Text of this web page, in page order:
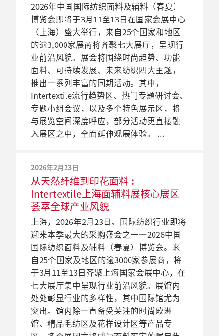
2026年中国国际纺织面料及辅料（春夏）
博览会即将于3月11至13日在国家会展中心
（上海）盛大举行，来自25个国家和地区
的逾3,000家展商将齐聚七大展厅，呈现行
业前沿风貌。展会将围绕时尚趋势、功能
面料、可持续发展、未来纺织四大主题，
推出一系列丰富的同期活动。其中，
Intertextile流行趋势区、热门专题研讨会、
专题小组会议，以及多个特色展示区，将
与展览空间深度呼应，部分活动更直接融
入展区之中，全面延伸观展体验。
2026年2月23日
从天然纤维到印花面料︰
Intertextile上海面辅料展核心展区
荟萃全球产业风貌
上海，2026年2月23日。国际纺织行业即将
迎来本季最大的采购盛会之一—2026中国
国际纺织面料及辅料（春夏）博览会。来
自25个国家及地区的逾3000家参展商，将
于3月11至13日齐聚上海国家会展中心，在
七大展厅集中呈现行业前沿风貌。展馆内
处处彰显行业的多样性，其中国际馆尤为
突出。馆内除一直备受关注的时尚欧洲
馆、精品毛纺区及花样设计区等产品专
夏）博览会（Intertextile上海面辅料展）将
于3月11至13日在上海国家会展中心的七大
展馆恢弘启幕。这一业界旗舰展会汇聚超
过3,100家参展商，展示时尚面料与辅料和
功能性时装，聚焦可持续发展和数字化转
型等前沿领域。多场同期活动在展会期间
纷呈上演，辉映可持续发展与数字化转型
等热门主题，力求全方位、多角度地呈现
服装面料世界的无限精彩，释放科技赋能
下行业发展新活力。
创意设计及精品毛纺产品将在
Intertextile上海面辅料春夏展上展
现魅力 与其他国际品牌相映增辉
上海，2025年2月19日。在中国服装制造业
中，进口纺织品通常被视为优质产品，因
而带动国际面料、设计及款式需求高企。
今年3月11至13日，国内买家将能到访中国
国际纺织面料及辅料（春夏）博览会
（Intertextile上海面辅料展）的热门国际
馆，在相互紧邻的时尚欧洲馆、精品毛纺
区和花样设计区内采购一系列优质产品，
包括图案印花、羊毛面料、棉质衬衫和配
件等。
上海面辅料春夏展将于 3 月 6 至 8 日在国
家会展中心（上海）举行。作为中国乃至
全球买家最为重视的采购盛事之一，展会
获超过 3,000 家参展商支持，在占地
190,000 平方米的 7 个展馆中共聚交流。展
会期间将举办 35 场研讨会、论坛和专题小
组会议，以一系列主题吸引大批观众驻足
参与，当中包括流行趋势、市场信息及营
销策略、可持续发展议题以及技术等领
域。
Intertextile上海面辅料春夏展：国
际展厅阵容鼎盛 六大洲450多家参展
商共聚一堂
上海，2024 年 2 月 23 日。世界各地不计其
数的供应商即将雄踞上海国家会展中心13
个展厅，参加全球服装旗舰展Intertextile上
海面辅料春夏展和同场四个同期展会，展
示覆盖纤维、纱线、面料以至时装等全品
类产品。而位于Intertextile上海面辅料春夏
展的国际展厅（5.1馆）将展示全球热门纺
织品，并迎来一众来自埃塞俄比亚、印度
尼西亚、秘鲁、新加坡、西班牙和瑞典等
新参展国家的企业 [1]，与同场多个国家和
与买家的面对面交流和合作。展会将于
2023年3月28日至30日举行，近3,000家参
展商将重磅亮相，展出各种面料和辅料。
一系列的研讨会、论坛和小组讨论将在展
会期间精彩上演，进一步推动行业发展。
2023年3月13日
Intertextile 上海面辅料展同期活动
——了解专家眼中的行业发展
30日在国家会展中心（上海）隆重启幕。
届时海内外纺织业业界精英将借助展会契
机再次齐聚上海，在三天展会期间尽情领
略时尚趋势及洞察创意理念，激发行业活
力韧性。与此同时逾35场高质量的研讨
会、论坛及小组讨论将在对话纺织、热点
交流以及论坛活动区缤纷上演，买家在采
购之余，亦可踊跃参与以上同期活动，进
一步丰富参观体验。
2023年3月3日
Intertextile上海面辅料展汇聚全球
纺织精品 精准产品分区提高采购效
2022年1月18日
‘连结’为Intertextile潮流导向
2023年春夏面辅料趋势主题
疫情让我们终于找到寻求已久的紧密连
结。一个美丽的、交织在一起的社群和自
然网络，透过科技获得提升—‘连结’成
为2023年春夏面辅料趋势的主题。中国国
际纺织面料及辅料（春夏）博览会
（Intertextile上海面辅料展）将于2022年4
月14至16日举行，参与者可于展会的流行
能量及地球—庆典。
2022年1月6日
春夏Intertextile上海纺织品展及
yarnexpo纱线展新展期
中国国际纺织面料及辅料（春夏）博览会
（Intertextile上海面辅料展）、中国国际家
用纺织品及辅料（春夏）博览会
（Intertextile上海家纺展）以及中国国际纺
织纱线（春夏）展览会（yarnexpo春夏纱
线展）将由2022年3月改为4月14至16日举
行。三展将会继续与中国国际服装服饰博
2021年3月11日
Intertextile上海面辅料展下周开幕
提供业内最全面采购体验
随着下一届中国国际纺织面料及辅料（秋
冬）博览会（Intertextile上海面辅料展）日
益临近，今年的春夏展将为观众带来全方
位、综合性的采购体验。展会以其多样化
的产品而闻名，无论是牛仔、配饰、可持
续发展面料还是功能性面料等，都能在展
会上找到。买家还可以利用参展商提供的
等，以满足不同的采购需求。预计将有超
过2,500家参展商参展，展览面积近16万平
方米。
2021年3月4日
Intertextile上海面辅料展将于3月17
至19日举办 成为全球纺织业春夏季
的主要商贸平台
作为全球知名的服装采购盛事，2021年中
国国际纺织面料及辅料（春夏）博览会
（Intertextile上海面辅料展）吸引了阵容多
元化的全球公司参与实体展会，把握正在
（上海）举行的纺织品展会，相关展会包
括：中国国际纺织面料及辅料（春夏）博
览会 （Intertextile上海面辅料展）、中国
国际纺织纱线（春夏）展览会 （yarn expo
春夏纱线展）以及中国国际家用纺织品及
辅料（春夏）博览会（Intertextile上海家纺
展）。
2020年1月15日
2021春夏面辅料趋势突显“再生”
及“工艺”主题
发布2021年春夏面辅料流行趋势。随着全
球气候行动主义将令时尚产业得以再生，
以及对高科技功能和文化工艺的需求增
加，“再生”主题将涵盖四大潮流趋势：
简朴、保存、自发性及多样化。于2020年3
月11日至13日举办的中国国际纺织面料及
辅料（春夏）博览会（下称Intertextile上海
面辅料展）期间，设计师将利用参展商的
面辅料展示2021春夏流行趋势。
2019年12月10日
Intertextile上海面辅料展强势回归
观众数量连年递增
展商共同成就这场全球服装纺织品旗舰
展。
2019年3月7日
Intertextile上海面辅料展 开启2020
春夏风尚 引领未来十年时尚潮流
“步入新纪元，科技创新和个人体验将会
变得不可分割。”最新一期的Intertextile潮
流导向指南以“融合混和”为题阐释季度
的流行趋势。在3月12日至14日其间，中国
流行趋势区展出最新面料样品，而多场研
讨会也将对2020年流行趋势进行深度剖
析。此外，同期活动将分布在三个地点进
行，各区针对特定主题，涉猎流行趋势、
可持续发展以及商业策略。另设三大专题
小组会议，内容丰富。
2019年3月6日
Intertextile上海面辅料展让采购变
得更灵活
为切合服装纺织业越来越多样化的采购需
求，中国国际纺织面料及辅料（春夏）博